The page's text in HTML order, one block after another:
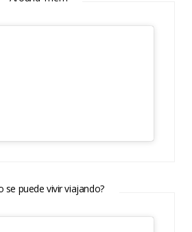
se puede vivir viajando?